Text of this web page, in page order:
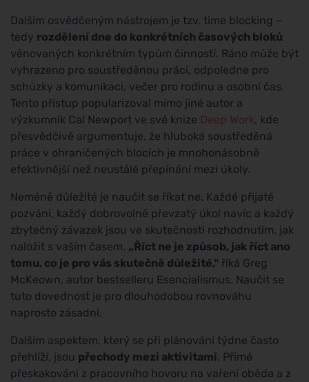
Dalším osvědčeným nástrojem je tzv. time blocking –
tedy rozdělení dne do konkrétních časových bloků
věnovaných konkrétním typům činností. Ráno může být
vyhrazeno pro soustředěnou práci, odpoledne pro
schůzky a komunikaci, večer pro rodinu a osobní čas.
Tento přístup popularizoval mimo jiné autor a
výzkumník Cal Newport ve své knize Deep Work, kde
přesvědčivě argumentuje, že hluboká soustředěná
práce v ohraničených blocích je mnohonásobně
efektivnější než neustálé přepínání mezi úkoly.
Neméně důležité je naučit se říkat ne. Každé přijaté
pozvání, každý dobrovolně převzatý úkol navíc a každý
zbytečný závazek jsou ve skutečnosti rozhodnutím, jak
naložit s vaším časem. „Říct ne je způsob, jak říct ano
tomu, co je pro vás skutečně důležité," říká Greg
McKeown, autor bestselleru Esencialismus. Naučit se
tuto dovednost je pro dlouhodobou rovnováhu
naprosto zásadní.
Dalším aspektem, který se při plánování týdne často
přehlíží, jsou přechody mezi aktivitami. Přímé
přeskakování z pracovního hovoru na vaření oběda a z